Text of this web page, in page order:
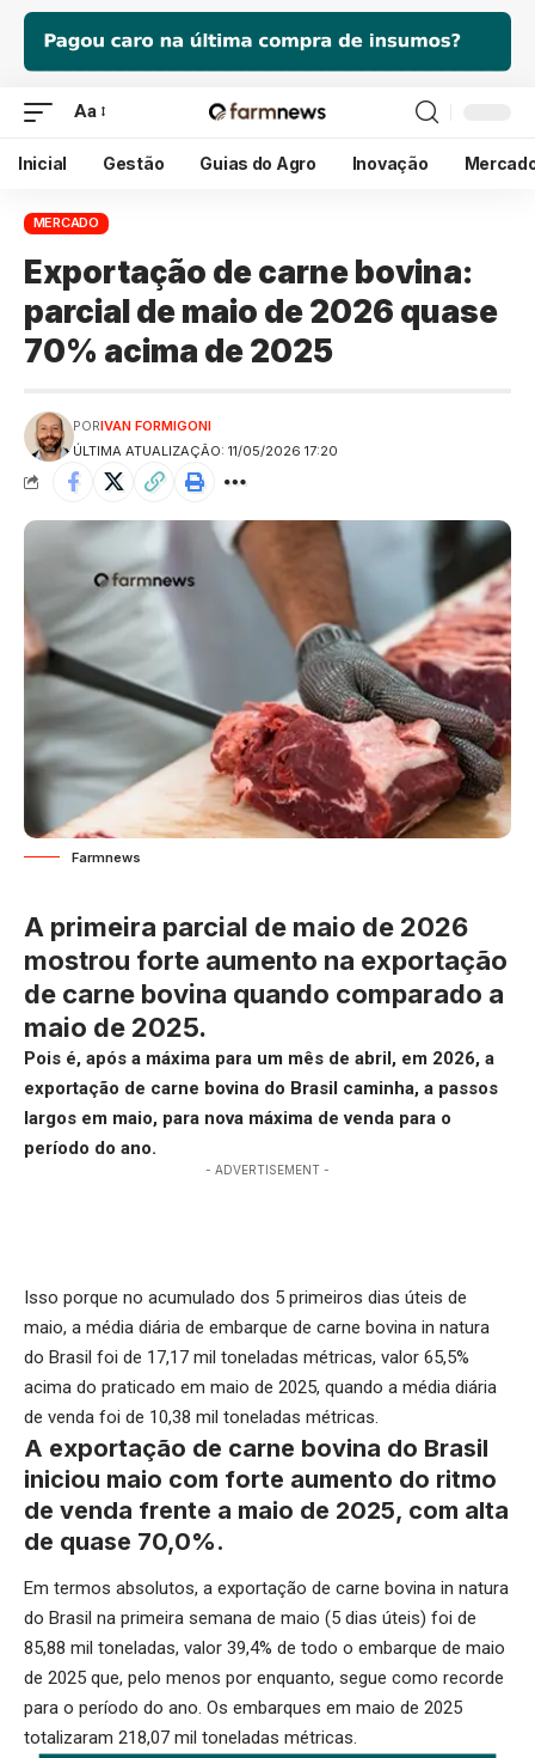
Aa
Inicial Gestão Guias do Agro Inovação
MERCADO
Exportação de carne bovina:
parcial de maio de 2026 quase
70% acima de 2025
ÚLTIMA ATUALIZAÇÃO: 11/05/2026 17:20
PORIVAN FORMIGONI
Farmnews
A primeira parcial de maio de 2026
mostrou forte aumento na exportação
de carne bovina quando comparado a
maio de 2025.
Pois é, após a máxima para um mês de abril, em 2026, a
exportação de carne bovina do Brasil caminha, a passos
largos em maio, para nova máxima de venda para o
período do ano.
- ADVERTISEMENT -
Isso porque no acumulado dos 5 primeiros dias úteis de
maio, a média diária de embarque de carne bovina in natura
do Brasil foi de 17,17 mil toneladas métricas, valor 65,5%
acima do praticado em maio de 2025, quando a média diária
de venda foi de 10,38 mil toneladas métricas.
A exportação de carne bovina do Brasil
iniciou maio com forte aumento do ritmo
de venda frente a maio de 2025, com alta
de quase 70,0%.
Em termos absolutos, a exportação de carne bovina in natura
do Brasil na primeira semana de maio (5 dias úteis) foi de
85,88 mil toneladas, valor 39,4% de todo o embarque de maio
de 2025 que, pelo menos por enquanto, segue como recorde
para o período do ano. Os embarques em maio de 2025
totalizaram 218,07 mil toneladas métricas.